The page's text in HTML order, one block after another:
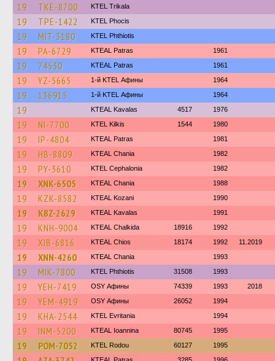
19 TKE-8700 ΚΤΕL Τrikala
19 TPE-1422 ΚΤΕL Phocis
19 MIT-3180 ΚΤΕL Phthiotis
19 PA-6729 KTEAL Patras 1961
19 74530 KTEAL Patras 1961
19 YZ-5665 1-й KTEL Афины 1964
19 136915 1-й KTEL Афины 1964
19 KTEAL Kavalas 4517 1976
19 NI-7700 KTEL Kilkis 1544 1980
19 IP-4804 KTEAL Patras 1981
19 HB-8809 KTEAL Chania 1982
19 PY-3610 KTEL Cephalonia 1982
19 XNK-6505 KTEAL Chania 1988
19 KZK-8582 KTEAL Kozani 1990
19 KBZ-2629 KTEAL Kavalas 1991
19 KNH-9004 KTEAL Chalkida 18916 1992
19 XIB-6816 KTEAL Chios 18174 1992 11.2019
19 XNN-4260 KTEAL Chania 1993
19 MIK-7800 ΚΤΕL Phthiotis 31508 1993
19 YEH-7419 OSY Афины 74339 1993 2018
19 YEM-4919 OSY Афины 26052 1994
19 KHA-2544 ΚΤΕL Evritania 1994
19 INM-5200 KTEAL Ioannina 80745 1995
19 POM-7052 ΚΤΕL Rodou 60127 1995